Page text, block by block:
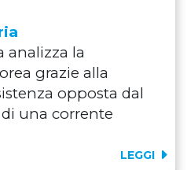
analizza la
grazie alla
opposta dal
una corrente
LEGGI